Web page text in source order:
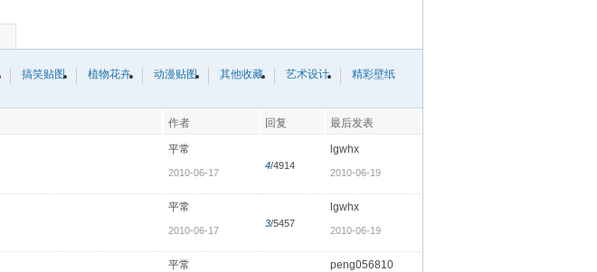
搞笑贴图 植物花卉 动漫贴图 其他收藏 艺术设计
精彩壁纸
作者 回复 最后发表
平常
2010-06-17
4/4914
lgwhx
2010-06-19
平常
2010-06-17
3/5457
lgwhx
2010-06-19
平常 peng056810